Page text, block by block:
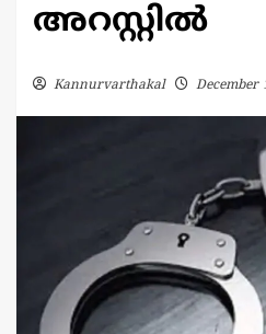
അറസ്റ്റിൽ
Kannurvarthakal December